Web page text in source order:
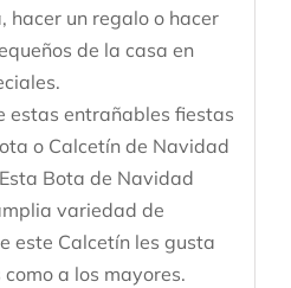
hacer un regalo o hacer
de la casa en
estas entrañables fiestas
o Calcetín de Navidad
Bota de Navidad
variedad de
este Calcetín les gusta
a los mayores.